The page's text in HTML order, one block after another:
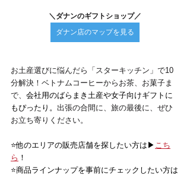
＼ダナンのギフトショップ／
ダナン店のマップを見る
お土産選びに悩んだら「スターキッチン」で10
分解決！ベトナムコーヒーからお茶、お菓子ま
で、 会社用のばらまき土産や女子向けギフトに
もぴったり。 出張の合間に、旅の最後に、ぜひ
お立ち寄りください。
⭐️他のエリアの販売店舗を探したい方は▶ こち
ら ！
⭐️商品ラインナップを事前にチェックしたい方は